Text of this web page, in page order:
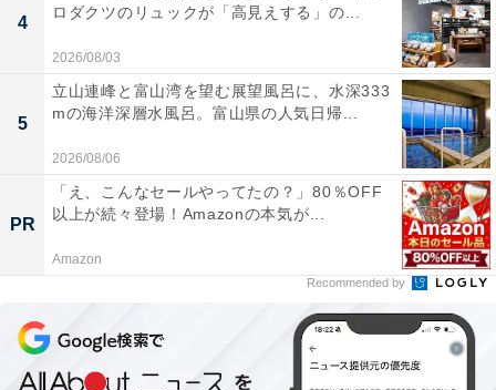
たっぷりのクリームと香り高いダークモカパウダーがか
かっています。
4
ロダクツのリュックが「高見えする」の...
2026/08/03
5
立山連峰と富山湾を望む展望風呂に、水深333
mの海洋深層水風呂。富山県の人気日帰...
2026/08/06
PR
「え、こんなセールやってたの？」80％OFF
以上が続々登場！Amazonの本気が...
Amazon
Recommended by